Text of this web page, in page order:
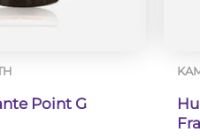
Point G